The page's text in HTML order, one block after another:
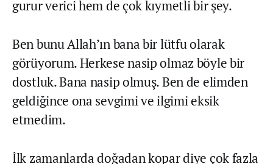
gurur verici hem de çok kıymetli bir şey.
Ben bunu Allah’ın bana bir lütfu olarak
görüyorum. Herkese nasip olmaz böyle bir
dostluk. Bana nasip olmuş. Ben de elimden
geldiğince ona sevgimi ve ilgimi eksik
etmedim.
İlk zamanlarda doğadan kopar diye çok fazla